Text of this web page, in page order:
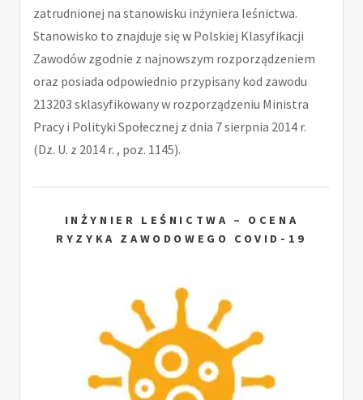
zatrudnionej na stanowisku inżyniera leśnictwa.
Stanowisko to znajduje się w Polskiej Klasyfikacji
Zawodów zgodnie z najnowszym rozporządzeniem
oraz posiada odpowiednio przypisany kod zawodu
213203 sklasyfikowany w rozporządzeniu Ministra
Pracy i Polityki Społecznej z dnia 7 sierpnia 2014 r.
(Dz. U. z 2014 r. , poz. 1145).
INŻYNIER LEŚNICTWA – OCENA
RYZYKA ZAWODOWEGO COVID-19